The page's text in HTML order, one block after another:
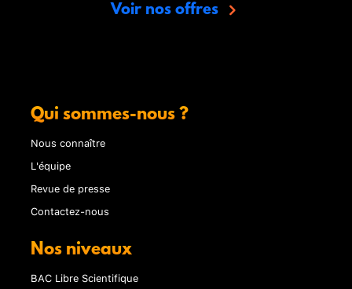
Voir nos offres
Qui sommes-nous ?
Nous connaître
L'équipe
Revue de presse
Contactez-nous
Nos niveaux
BAC Libre Scientifique